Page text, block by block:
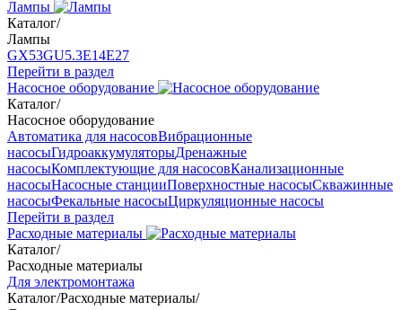
Лампы
Каталог/
Лампы
GX53GU5.3Е14Е27
Перейти в раздел
Насосное оборудование
Каталог/
Насосное оборудование
Автоматика для насосовВибрационные
насосыГидроаккумуляторыДренажные
насосыКомплектующие для насосовКанализационные
насосыНасосные станцииПоверхностные насосыСкважинные
насосыФекальные насосыЦиркуляционные насосы
Перейти в раздел
Расходные материалы
Каталог/
Расходные материалы
Для электромонтажа
Каталог/Расходные материалы/